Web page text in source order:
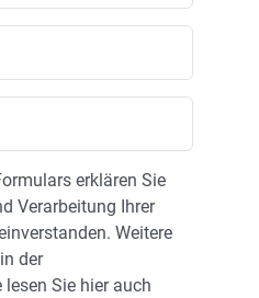
erklären Sie
Verarbeitung Ihrer
Weitere
der
lesen Sie hier auch